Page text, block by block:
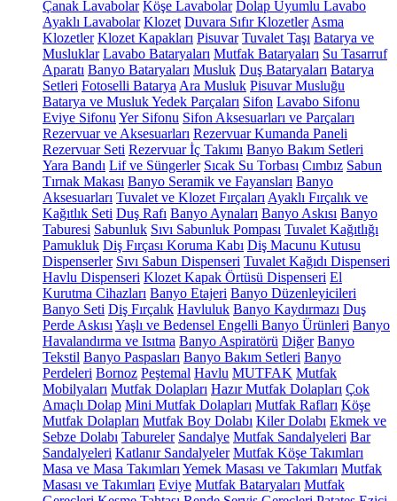
Çanak Lavabolar Köşe Lavabolar Dolap Uyumlu Lavabo
Ayaklı Lavabolar Klozet Duvara Sıfır Klozetler Asma
Klozetler Klozet Kapakları Pisuvar Tuvalet Taşı Batarya ve
Musluklar Lavabo Bataryaları Mutfak Bataryaları Su Tasarruf
Aparatı Banyo Bataryaları Musluk Duş Bataryaları Batarya
Setleri Fotoselli Batarya Ara Musluk Pisuvar Musluğu
Batarya ve Musluk Yedek Parçaları Sifon Lavabo Sifonu
Eviye Sifonu Yer Sifonu Sifon Aksesuarları ve Parçaları
Rezervuar ve Aksesuarları Rezervuar Kumanda Paneli
Rezervuar Seti Rezervuar İç Takımı Banyo Bakım Setleri
Yara Bandı Lif ve Süngerler Sıcak Su Torbası Cımbız Sabun
Tırnak Makası Banyo Seramik ve Fayansları Banyo
Aksesuarları Tuvalet ve Klozet Fırçaları Ayaklı Fırçalık ve
Kağıtlık Seti Duş Rafı Banyo Aynaları Banyo Askısı Banyo
Taburesi Sabunluk Sıvı Sabunluk Pompası Tuvalet Kağıtlığı
Pamukluk Diş Fırçası Koruma Kabı Diş Macunu Kutusu
Dispenserler Sıvı Sabun Dispenseri Tuvalet Kağıdı Dispenseri
Havlu Dispenseri Klozet Kapak Örtüsü Dispenseri El
Kurutma Cihazları Banyo Etajeri Banyo Düzenleyicileri
Banyo Seti Diş Fırçalık Havluluk Banyo Kaydırmazı Duş
Perde Askısı Yaşlı ve Bedensel Engelli Banyo Ürünleri Banyo
Havalandırma ve Isıtma Banyo Aspiratörü Diğer Banyo
Tekstil Banyo Paspasları Banyo Bakım Setleri Banyo
Perdeleri Bornoz Peştemal Havlu MUTFAK Mutfak
Mobilyaları Mutfak Dolapları Hazır Mutfak Dolapları Çok
Amaçlı Dolap Mini Mutfak Dolapları Mutfak Rafları Köşe
Mutfak Dolapları Mutfak Boy Dolabı Kiler Dolabı Ekmek ve
Sebze Dolabı Tabureler Sandalye Mutfak Sandalyeleri Bar
Sandalyeleri Katlanır Sandalyeler Mutfak Köşe Takımları
Masa ve Masa Takımları Yemek Masası ve Takımları Mutfak
Masası ve Takımları Eviye Mutfak Bataryaları Mutfak